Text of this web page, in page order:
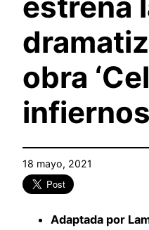
obra
18 mayo, 2021
Adaptada por